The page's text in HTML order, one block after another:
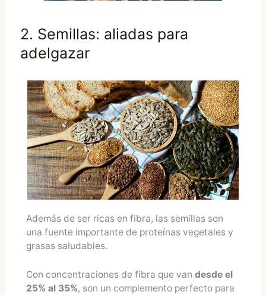
2. Semillas: aliadas para
adelgazar
Además de ser ricas en fibra, las semillas son
una fuente importante de proteínas vegetales y
grasas saludables.
Con concentraciones de fibra que van desde el
25% al 35%, son un complemento perfecto para